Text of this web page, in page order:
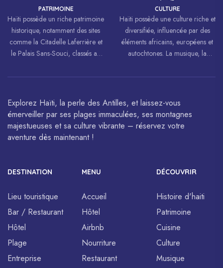
PATRIMOINE
Haïti possède un riche patrimoine
historique, notamment des sites
comme la Citadelle Laferrière et
le Palais Sans-Souci, classés au
l’UNESCO.
CULTURE
Haïti possède une culture riche et
diversifiée, influencée par des
éléments africains, européens et
autochtones. La musique, la
sont célébrés à travers le monde.
Explorez Haïti, la perle des Antilles, et laissez-vous
émerveiller par ses plages immaculées, ses montagnes
majestueuses et sa culture vibrante – réservez votre
aventure dès maintenant !
DESTINATION
Lieu touristique
Bar / Restaurant
Hôtel
Plage
Entreprise
MENU
Accueil
Hôtel
Airbnb
Nourriture
Restaurant
DÉCOUVRIR
Histoire d'haiti
Patrimoine
Cuisine
Culture
Musique